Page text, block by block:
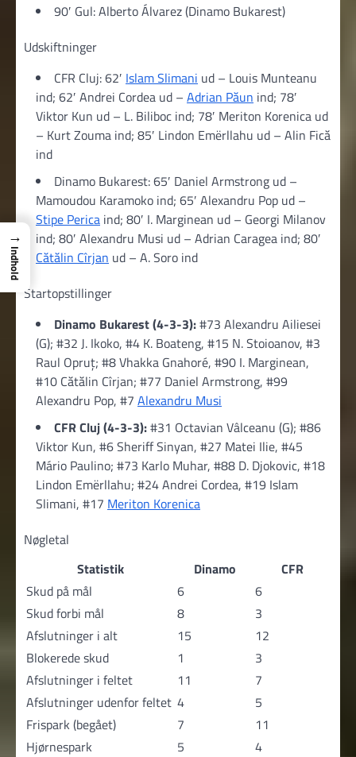
90′ Gul: Alberto Álvarez (Dinamo Bukarest)
Udskiftninger
CFR Cluj: 62′ Islam Slimani ud – Louis Munteanu
ind; 62′ Andrei Cordea ud – Adrian Păun ind; 78′
Viktor Kun ud – L. Biliboc ind; 78′ Meriton Korenica ud
– Kurt Zouma ind; 85′ Lindon Emërllahu ud – Alin Fică
ind
Dinamo Bukarest: 65′ Daniel Armstrong ud –
Mamoudou Karamoko ind; 65′ Alexandru Pop ud –
Stipe Perica ind; 80′ I. Marginean ud – Georgi Milanov
ind; 80′ Alexandru Musi ud – Adrian Caragea ind; 80′
Cătălin Cîrjan ud – A. Soro ind
Startopstillinger
Dinamo Bukarest (4-3-3):#73 Alexandru Ailiesei
(G); #32 J. Ikoko, #4 K. Boateng, #15 N. Stoioanov, #3
Raul Opruț; #8 Vhakka Gnahoré, #90 I. Marginean,
#10 Cătălin Cîrjan; #77 Daniel Armstrong, #99
Alexandru Pop, #7 Alexandru Musi
CFR Cluj (4-3-3):#31 Octavian Vâlceanu (G); #86
Viktor Kun, #6 Sheriff Sinyan, #27 Matei Ilie, #45
Mário Paulino; #73 Karlo Muhar, #88 D. Djokovic, #18
Lindon Emërllahu; #24 Andrei Cordea, #19 Islam
Slimani, #17 Meriton Korenica
Nøgletal
Statistik
Dinamo
CFR
Skud på mål
6
6
Skud forbi mål
8
3
Afslutninger i alt
15
12
Blokerede skud
1
3
Afslutninger i feltet
11
7
Afslutninger udenfor feltet 4
5
Frispark (begået)
7
11
Hjørnespark
5
4
→
Indhold